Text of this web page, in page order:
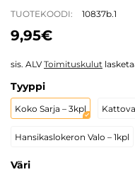
TUOTEKOODI: 10837b.1
9,95€
sis. ALVToimituskulut
Tyyppi
Koko Sarja – 3kpl
Hansikaslokeron Valo – 1kpl
Väri